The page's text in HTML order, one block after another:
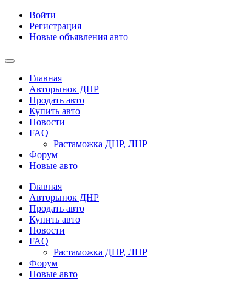
Войти
Регистрация
Новые объявления авто
Главная
Авторынок ДНР
Продать авто
Купить авто
Новости
FAQ
Растаможка ДНР, ЛНР
Форум
Новые авто
Главная
Авторынок ДНР
Продать авто
Купить авто
Новости
FAQ
Растаможка ДНР, ЛНР
Форум
Новые авто